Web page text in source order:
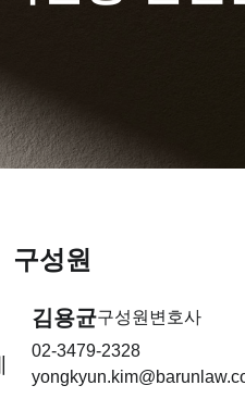
구성원
김용균구성원변호사
02-3479-2328